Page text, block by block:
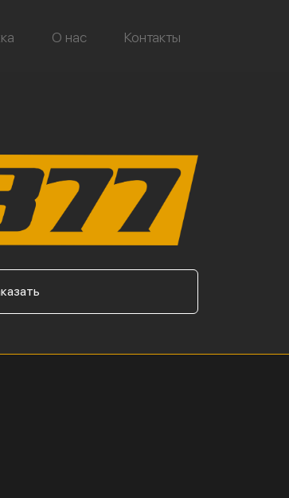
О нас Контакты